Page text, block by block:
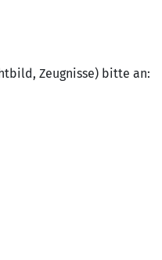
Zeugnisse) bitte an: